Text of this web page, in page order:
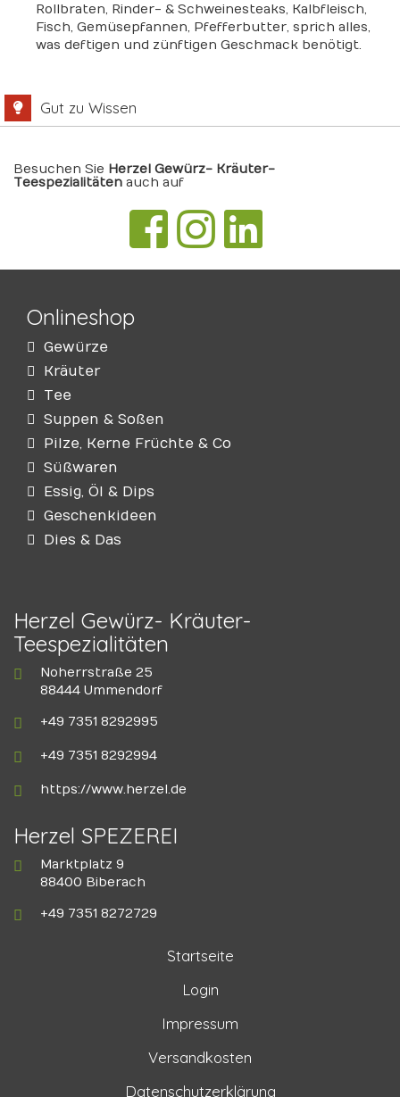
Rollbraten, Rinder- & Schweinesteaks, Kalbfleisch,
Fisch, Gemüsepfannen, Pfefferbutter, sprich alles,
was deftigen und zünftigen Geschmack benötigt.
Gut zu Wissen
Besuchen Sie Herzel Gewürz- Kräuter-
Teespezialitäten auch auf
Onlineshop
Gewürze
Kräuter
Tee
Suppen & Soßen
Pilze, Kerne Früchte & Co
Süßwaren
Essig, Öl & Dips
Geschenkideen
Dies & Das
Herzel Gewürz- Kräuter-
Teespezialitäten
Noherrstraße 25
88444 Ummendorf
+49 7351 8292995
+49 7351 8292994
https://www.herzel.de
Herzel SPEZEREI
Marktplatz 9
88400 Biberach
+49 7351 8272729
Startseite
Login
Impressum
Versandkosten
Datenschutzerklärung